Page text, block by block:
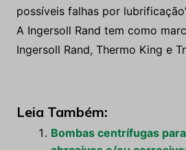
possíveis falhas por
A Ingersoll Rand tem como
Ingersoll Rand, Thermo King e
Leia Também:
Bombas centrífugas